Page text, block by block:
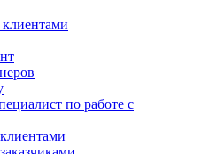
клиентами
по работе с